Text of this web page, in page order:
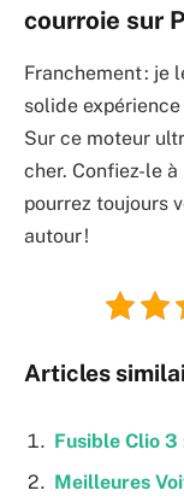
courroie sur
Franchement : je
solide
Sur ce moteur
cher. Confiez-le à
pourrez toujours
autour !
Articles
Fusible Clio
Meilleures